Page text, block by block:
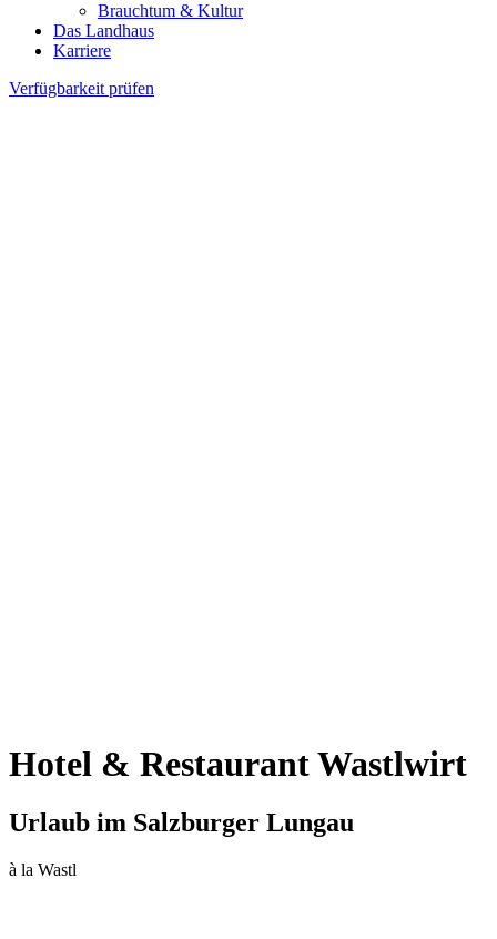
Brauchtum & Kultur
Das Landhaus
Karriere
Verfügbarkeit prüfen
Hotel & Restaurant Wastlwirt
Urlaub im Salzburger Lungau
à la Wastl